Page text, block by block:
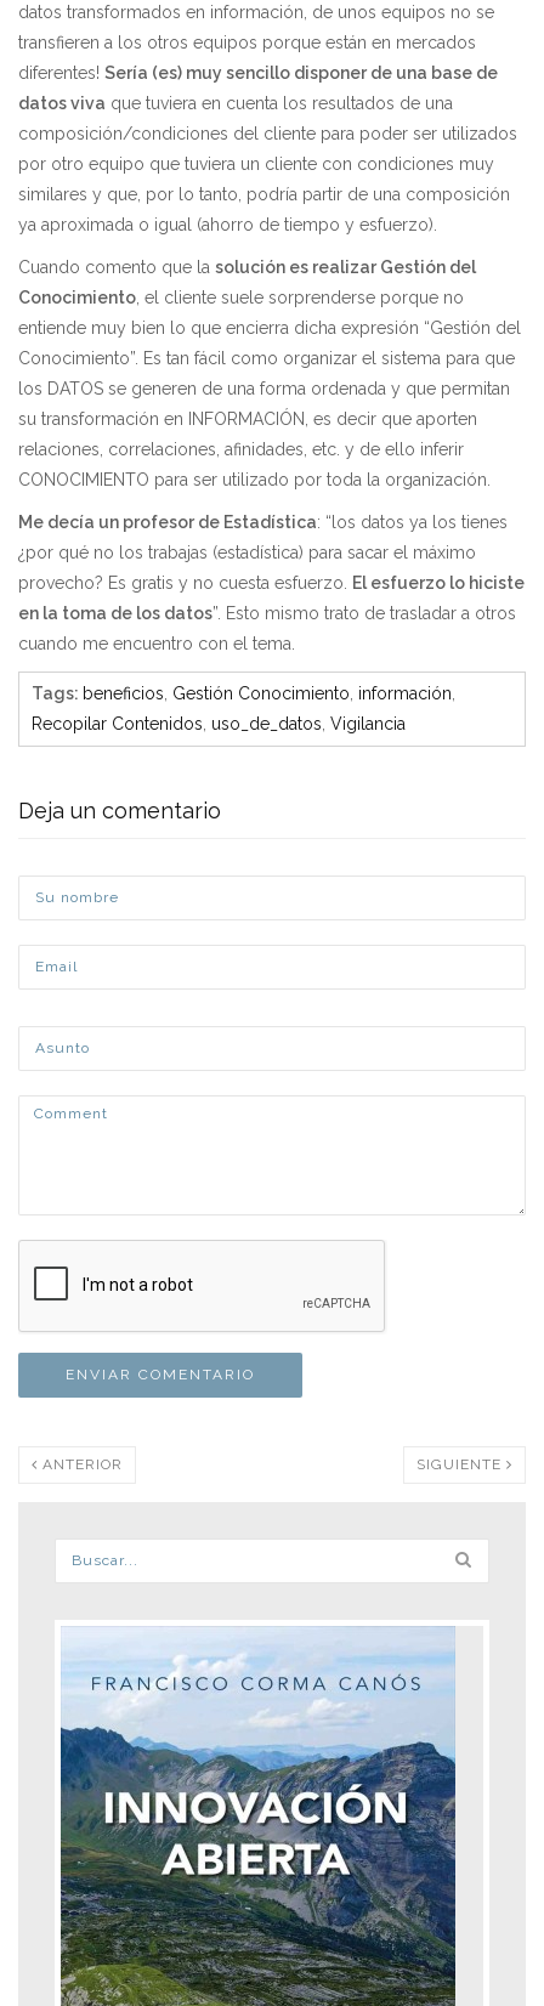
datos transformados en información, de unos equipos no se
transfieren a los otros equipos porque están en mercados
diferentes! Sería (es) muy sencillo disponer de una base de
datos viva que tuviera en cuenta los resultados de una
composición/condiciones del cliente para poder ser utilizados
por otro equipo que tuviera un cliente con condiciones muy
similares y que, por lo tanto, podría partir de una composición
ya aproximada o igual (ahorro de tiempo y esfuerzo).
Cuando comento que la solución es realizar Gestión del
Conocimiento , el cliente suele sorprenderse porque no
entiende muy bien lo que encierra dicha expresión “Gestión del
Conocimiento”. Es tan fácil como organizar el sistema para que
los DATOS se generen de una forma ordenada y que permitan
su transformación en INFORMACIÓN, es decir que aporten
relaciones, correlaciones, afinidades, etc. y de ello inferir
CONOCIMIENTO para ser utilizado por toda la organización.
Me decía un profesor de Estadística: “los datos ya los tienes
¿por qué no los trabajas (estadística) para sacar el máximo
provecho? Es gratis y no cuesta esfuerzo.
El esfuerzo lo hiciste
en la toma de los datos”. Esto mismo trato de trasladar a otros
cuando me encuentro con el tema.
Tags: beneficios Gestión Conocimiento información
Recopilar Contenidos uso_de_datos Vigilancia
Deja un comentario
ANTERIOR SIGUIENTE
Formulario de búsqueda